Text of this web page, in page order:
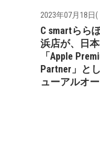
2023年07月18日(
C smartらら
浜店が、日
「Apple
Partner」と
ューアルオ